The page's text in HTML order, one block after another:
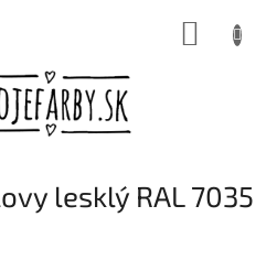
lesklý RAL 7035